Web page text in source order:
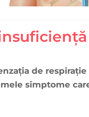
de
simptome